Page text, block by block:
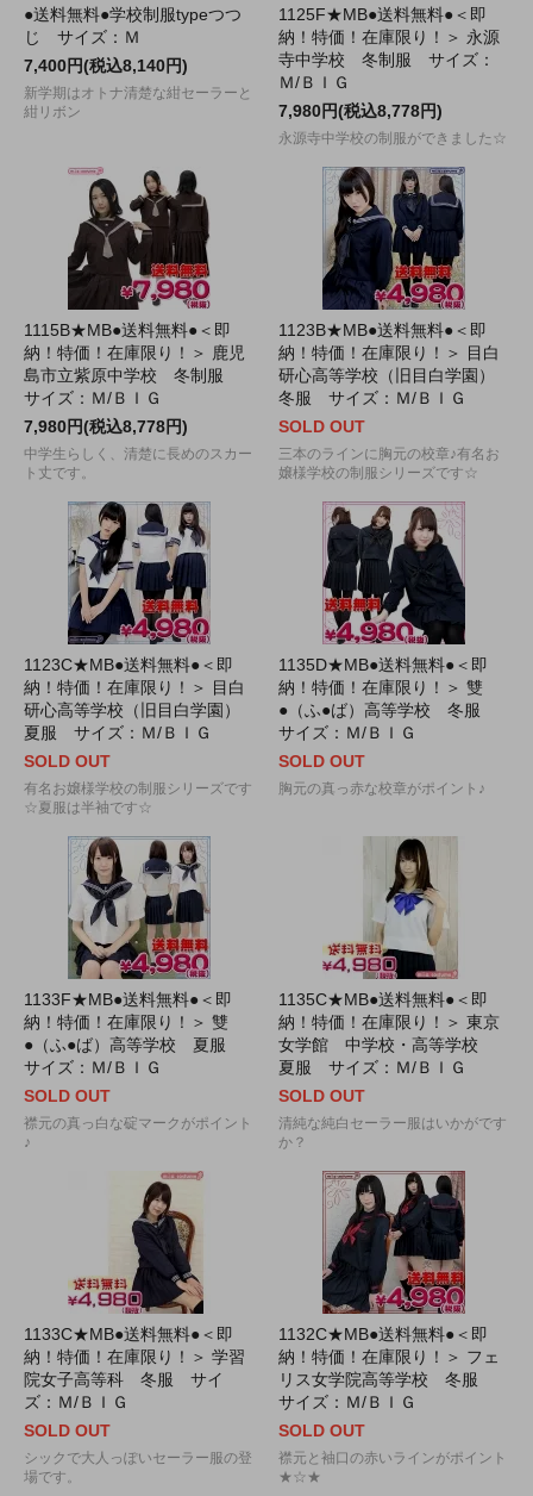
●送料無料●学校制服typeつつ
じ サイズ：Ｍ
7,400円(税込8,140円)
新学期はオトナ清楚な紺セーラーと
紺リボン
1125F★MB●送料無料●＜即
納！特価！在庫限り！＞ 永源
寺中学校 冬制服 サイズ：
Ｍ/ＢＩＧ
7,980円(税込8,778円)
永源寺中学校の制服ができました☆
1115B★MB●送料無料●＜即
納！特価！在庫限り！＞ 鹿児
島市立紫原中学校 冬制服
サイズ：Ｍ/ＢＩＧ
7,980円(税込8,778円)
中学生らしく、清楚に長めのスカー
ト丈です。
1123B★MB●送料無料●＜即
納！特価！在庫限り！＞ 目白
研心高等学校（旧目白学園）
冬服 サイズ：Ｍ/ＢＩＧ
SOLD OUT
三本のラインに胸元の校章♪有名お
嬢様学校の制服シリーズです☆
1123C★MB●送料無料●＜即
納！特価！在庫限り！＞ 目白
研心高等学校（旧目白学園）
夏服 サイズ：Ｍ/ＢＩＧ
SOLD OUT
有名お嬢様学校の制服シリーズです
☆夏服は半袖です☆
1135D★MB●送料無料●＜即
納！特価！在庫限り！＞ 雙
●（ふ●ば）高等学校 冬服
サイズ：Ｍ/ＢＩＧ
SOLD OUT
胸元の真っ赤な校章がポイント♪
1133F★MB●送料無料●＜即
納！特価！在庫限り！＞ 雙
●（ふ●ば）高等学校 夏服
サイズ：Ｍ/ＢＩＧ
SOLD OUT
襟元の真っ白な碇マークがポイント
♪
1135C★MB●送料無料●＜即
納！特価！在庫限り！＞ 東京
女学館 中学校・高等学校
夏服 サイズ：Ｍ/ＢＩＧ
SOLD OUT
清純な純白セーラー服はいかがです
か？
1133C★MB●送料無料●＜即
納！特価！在庫限り！＞ 学習
院女子高等科 冬服 サイ
ズ：Ｍ/ＢＩＧ
SOLD OUT
シックで大人っぽいセーラー服の登
場です。
1132C★MB●送料無料●＜即
納！特価！在庫限り！＞ フェ
リス女学院高等学校 冬服
サイズ：Ｍ/ＢＩＧ
SOLD OUT
襟元と袖口の赤いラインがポイント
★☆★